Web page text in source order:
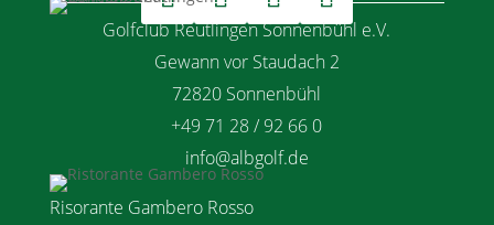
Golfclub Reutlingen Sonnenbühl e.V.
Gewann vor Staudach 2
72820 Sonnenbühl
+49 71 28 / 92 66 0
info@albgolf.de
Risorante Gambero Rosso